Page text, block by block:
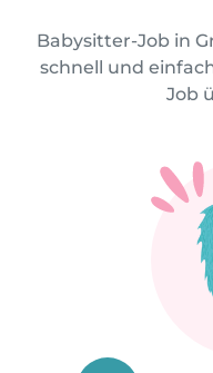
Babysitter-Job in
schnell und
Job